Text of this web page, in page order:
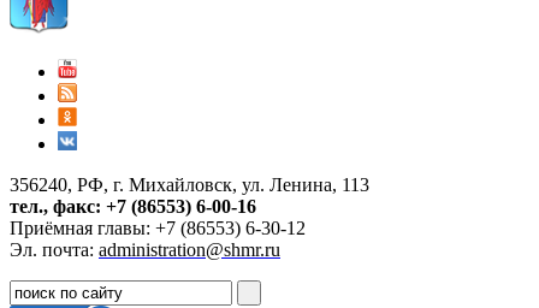
356240, РФ, г. Михайловск, ул. Ленина, 113
тел., факс: +7 (86553) 6-00-16
Приёмная главы: +7 (86553) 6-30-12
Эл. почта: administration@shmr.ru